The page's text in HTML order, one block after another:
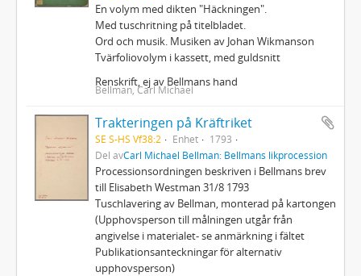
En volym med dikten "Häckningen".
Med tuschritning på titelbladet.
Ord och musik. Musiken av Johan Wikmanson
Tvärfoliovolym i kassett, med guldsnitt
Renskrift, ej av Bellmans hand
Bellman, Carl Michael
Trakteringen på Kräftriket
SE S-HS Vf38:2 Enhet
1793
Del avCarl Michael Bellman: Bellmans likprocession
Processionsordningen beskriven i Bellmans brev
till Elisabeth Westman 31/8 1793
Tuschlavering av Bellman, monterad på kartongen
(Upphovsperson till målningen utgår från
angivelse i materialet- se anmärkning i fältet
Publikationsanteckningar för alternativ
upphovsperson)